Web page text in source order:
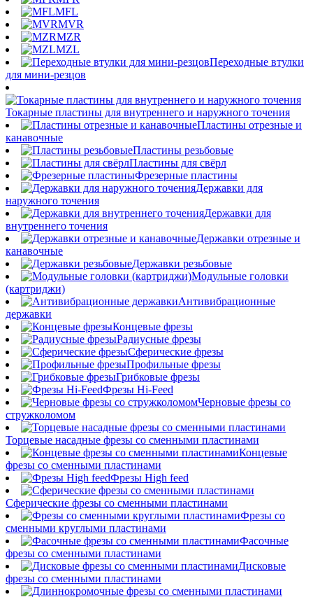
MFL
MVR
MZR
MZL
Переходные втулки
для мини-резцов
Токарные пластины для внутреннего и наружного точения
Пластины отрезные и
канавочные
Пластины резьбовые
Пластины для свёрл
Фрезерные пластины
Державки для
наружного точения
Державки для
внутреннего точения
Державки отрезные и
канавочные
Державки резьбовые
Модульные головки
(картриджи)
Антивибрационные
державки
Концевые фрезы
Радиусные фрезы
Сферические фрезы
Профильные фрезы
Грибковые фрезы
Фрезы Hi-Feed
Черновые фрезы со
стружколомом
Торцевые насадные фрезы со сменными пластинами
Концевые
фрезы со сменными пластинами
Фрезы High feed
Сферические фрезы со сменными пластинами
Фрезы со
сменными круглыми пластинами
Фасочные
фрезы со сменными пластинами
Дисковые
фрезы со сменными пластинами